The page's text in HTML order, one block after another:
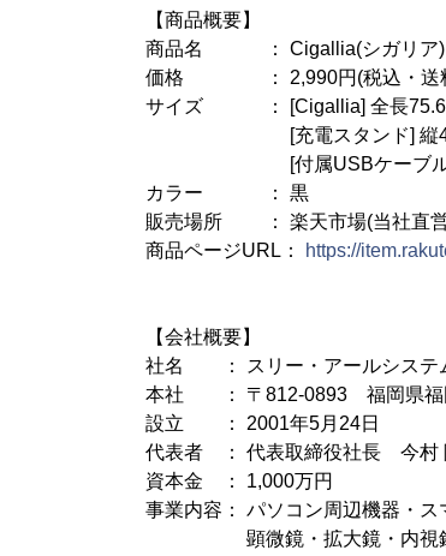
【商品概要】
商品名 ： Cigallia(シガリア)
価格 ： 2,990円(税込・送
サイズ ： [Cigallia] 全長
[充電スタンド] 縦
[付属USBケーブル]
カラー ： 黒
販売場所 ： 楽天市場(当社直
商品ページURL：
https://
【会社概要】
社名 ： スリー・アールシステ
本社 ： 〒812-0893 福岡県福
設立 ： 2001年5月24日
代表者 ： 代表取締役社長 今村
資本金 ： 1,000万円
事業内容： パソコン周辺機器・
顕微鏡・拡大鏡・内視鏡